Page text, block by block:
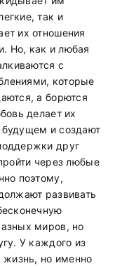
так и
их отношения
Но, как и любая
с
которые
а борются
делает их
и создают
друг
через любые
поэтому,
развивать
миров, но
У каждого из
жизнь, но именно